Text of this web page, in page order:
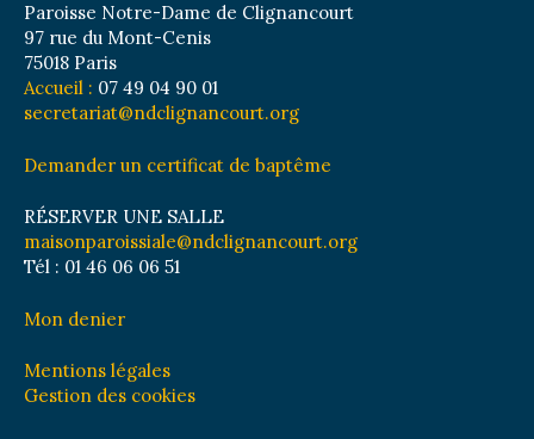
Paroisse Notre-Dame de Clignancourt
97 rue du Mont-Cenis
75018 Paris
Accueil : 07 49 04 90 01
secretariat@ndclignancourt.org
Demander un certificat de baptême
RÉSERVER UNE SALLE
maisonparoissiale@ndclignancourt.org
Tél : 01 46 06 06 51
Mon denier
Mentions légales
Gestion des cookies